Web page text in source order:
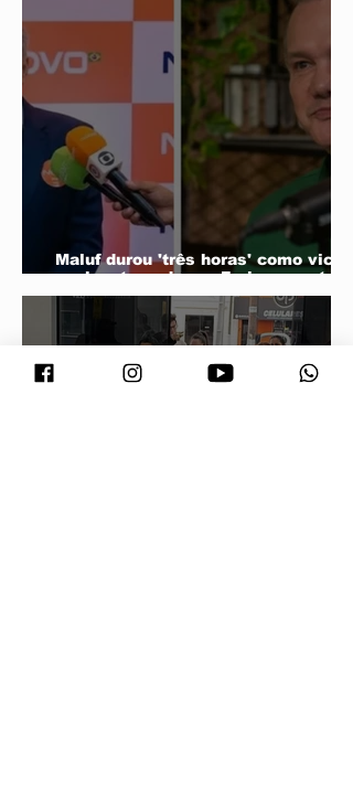
Maluf durou 'três horas' como vice;
acabou trocado por Farina em ata do
PL